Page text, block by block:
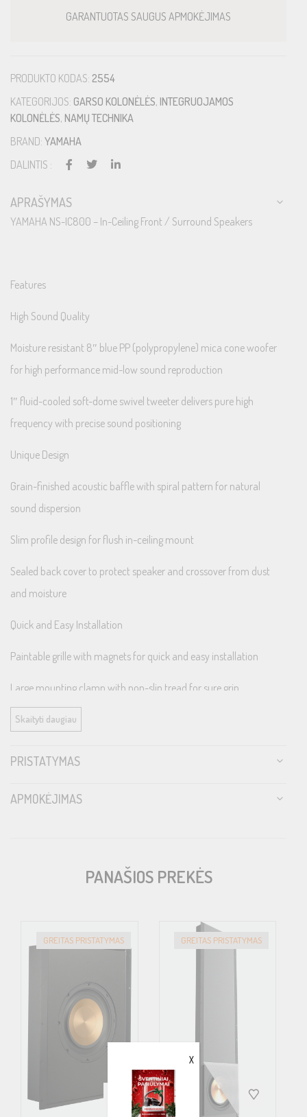
GARANTUOTAS SAUGUS APMOKĖJIMAS
PRODUKTO KODAS: 2554
KATEGORIJOS: GARSO KOLONĖLĖS, INTEGRUOJAMOS
KOLONĖLĖS, NAMŲ TECHNIKA
BRAND: YAMAHA
DALINTIS :
APRAŠYMAS
YAMAHA NS-IC800 – In-Ceiling Front / Surround Speakers
Features
High Sound Quality
Moisture resistant 8″ blue PP (polypropylene) mica cone woofer
for high performance mid-low sound reproduction
1″ fluid-cooled soft-dome swivel tweeter delivers pure high
frequency with precise sound positioning
Unique Design
Grain-finished acoustic baffle with spiral pattern for natural
sound dispersion
Slim profile design for flush in-ceiling mount
Sealed back cover to protect speaker and crossover from dust
and moisture
Quick and Easy Installation
Paintable grille with magnets for quick and easy installation
Large mounting clamp with non-slip tread for sure grip
Tweeters: 1” fluid-cooled soft dome
Paintable Grill with Protective Cover Included
Sensitivity: 90 dB (2.83 V, 1 m)
Input Power (Maximum / Nominal): 140W / 50W
Product Dimensions (W x H x D): 10-3/4″ x 4-1/2″
Skaityti daugiau
PRISTATYMAS
APMOKĖJIMAS
PANAŠIOS PREKĖS
GREITAS PRISTATYMAS GREITAS PRISTATYMAS
X